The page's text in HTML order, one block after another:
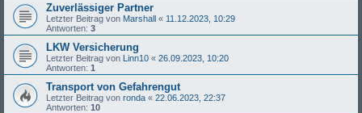
Zuverlässiger Partner
Letzter Beitrag von Marshall « 11.12.2023, 10:29
Antworten: 3
LKW Versicherung
Letzter Beitrag von Linn10 « 26.09.2023, 10:20
Antworten: 1
Transport von Gefahrengut
Letzter Beitrag von ronda « 22.06.2023, 22:37
Antworten: 10